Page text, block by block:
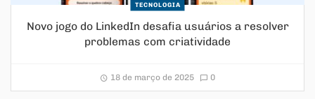
TECNOLOGIA
Novo jogo do LinkedIn desafia usuários a resolver
problemas com criatividade
18 de março de 2025 0